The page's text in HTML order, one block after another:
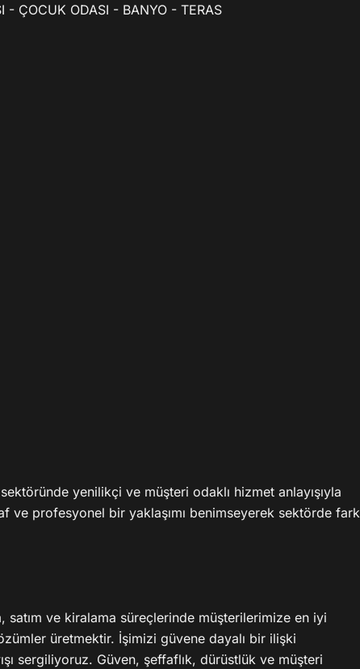
- ÇOCUK ODASI - BANYO - TERAS
yenilikçi ve müşteri odaklı hizmet anlayışıyla
ve profesyonel bir yaklaşımı benimseyerek sektörde fark
ve kiralama süreçlerinde müşterilerimize en iyi
üretmektir. İşimizi güvene dayalı bir ilişki
sergiliyoruz. Güven, şeffaflık, dürüstlük ve müşteri